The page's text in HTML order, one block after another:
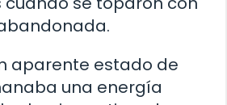
aparente estado de
una energía